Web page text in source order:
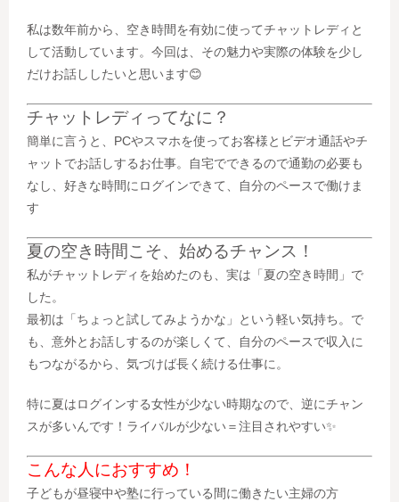
私は数年前から、空き時間を有効に使ってチャットレディ と
して活動しています。今回は、その魅力や実際の体験を少し
だけお話ししたいと思います😊
チャットレディってなに？
簡単に言うと、PCやスマホを使ってお客様とビデオ通話やチ
ャットでお話しするお仕事。自宅でできるので通勤の必要も
なし、好きな時間にログインできて、自分のペースで働けま
す
夏の空き時間こそ、始めるチャンス！
私がチャットレディを始めたのも、実は「夏の空き時間」で
した。
最初は「ちょっと試してみようかな」という軽い気持ち。で
も、意外とお話しするのが楽しくて、自分のペースで収入に
もつながるから、気づけば長く続ける仕事に。
特に夏はログインする女性が少ない時期なので、逆にチャン
スが多いんです！ライバルが少ない＝注目されやすい✨
こんな人におすすめ！
子どもが昼寝中や塾に行っている間に働きたい主婦の方